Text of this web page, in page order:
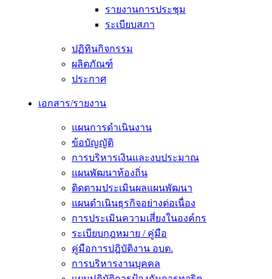
รายงานการประชุม
ระเบียบสภา
ปฏิทินกิจกรรม
ผลิตภัณฑ์
ประกาศ
เอกสาร/รายงาน
แผนการดำเนินงาน
ข้อบัญญัติ
การบริหารเงินและงบประมาณ
แผนพัฒนาท้องถิ่น
ติดตามประเมินผลแผนพัฒนา
แผนดำเนินธุรกิจอย่างต่อเนื่อง
การประเมินความเสี่ยงในองค์กร
ระเบียบกฎหมาย / คู่มือ
คู่มือการปฎิบัติงาน อบต.
การบริหารงานบุคคล